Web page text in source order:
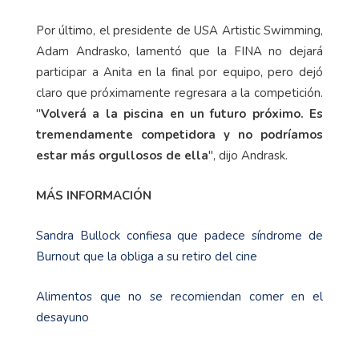
Por último, el presidente de USA Artistic Swimming,
Adam Andrasko, lamentó que la FINA no dejará
participar a Anita en la final por equipo, pero dejó
claro que próximamente regresara a la competición.
"Volverá a la piscina en un futuro próximo. Es
tremendamente competidora y no podríamos
estar más orgullosos de ella", dijo Andrask.
MÁS INFORMACIÓN
Sandra Bullock confiesa que padece síndrome de
Burnout que la obliga a su retiro del cine
Alimentos que no se recomiendan comer en el
desayuno